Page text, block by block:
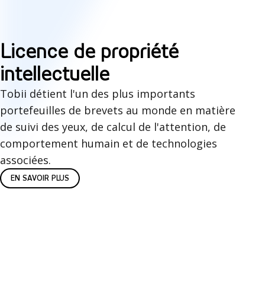
r
a
n
l
e
n
t
i
l
l
L
i
c
e
n
c
e
Licence de propriété
intellectuelle
Tobii détient l'un des plus importants
portefeuilles de brevets au monde en matière
de suivi des yeux, de calcul de l'attention, de
comportement humain et de technologies
associées.
EN SAVOIR PLUS